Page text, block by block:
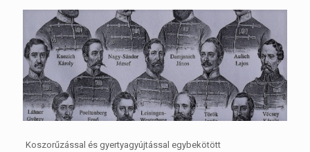
Koszorűzással és gyertyagyújtással egybekötött